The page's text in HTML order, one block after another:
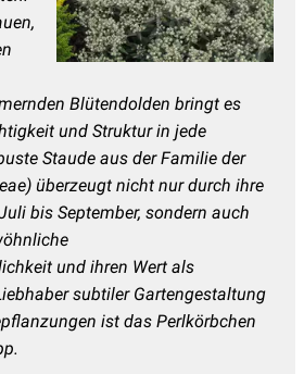
- Teucrium(3)
Gänsekresse(5)
Gewürzfenchel
(3)
(31)
Goldmelisse(4)
Staudensonnenblume
- Nieswurz(10)
& Tiarella (28)
Blütendolden bringt es
und Struktur in jede
Staude aus der Familie der
überzeugt nicht nur durch ihre
bis September, sondern auch
und ihren Wert als
subtiler Gartengestaltung
ist das Perlkörbchen